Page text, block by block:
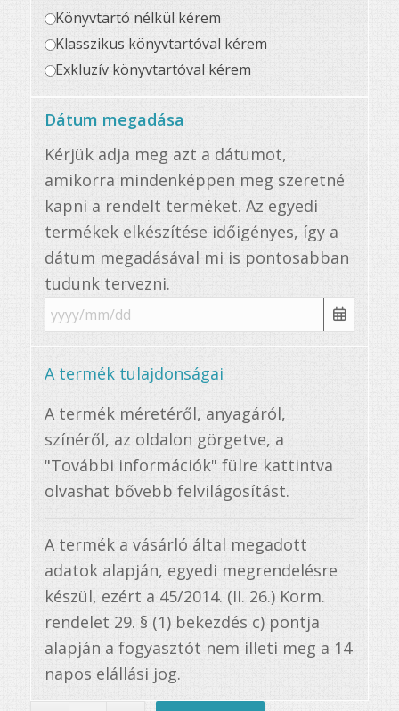
Könyvtartó nélkül kérem
Klasszikus könyvtartóval kérem
Exkluzív könyvtartóval kérem
Dátum megadása
Kérjük adja meg azt a dátumot,
amikorra mindenképpen meg szeretné
kapni a rendelt terméket. Az egyedi
termékek elkészítése időigényes, így a
dátum megadásával mi is pontosabban
tudunk tervezni.
A termék tulajdonságai
A termék méretéről, anyagáról,
színéről, az oldalon görgetve, a
"További információk" fülre kattintva
olvashat bővebb felvilágosítást.
A termék a vásárló által megadott
adatok alapján, egyedi megrendelésre
készül, ezért a 45/2014. (II. 26.) Korm.
rendelet 29. § (1) bekezdés c) pontja
alapján a fogyasztót nem illeti meg a 14
napos elállási jog.